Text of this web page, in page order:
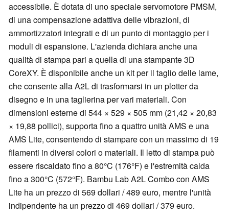
accessibile. È dotata di uno speciale servomotore PMSM,
di una compensazione adattiva delle vibrazioni, di
ammortizzatori integrati e di un punto di montaggio per i
moduli di espansione. L'azienda dichiara anche una
qualità di stampa pari a quella di una stampante 3D
CoreXY. È disponibile anche un kit per il taglio delle lame,
che consente alla A2L di trasformarsi in un plotter da
disegno e in una taglierina per vari materiali. Con
dimensioni esterne di 544 × 529 × 505 mm (21,42 × 20,83
× 19,88 pollici), supporta fino a quattro unità AMS e una
AMS Lite, consentendo di stampare con un massimo di 19
filamenti in diversi colori o materiali. Il letto di stampa può
essere riscaldato fino a 80°C (176°F) e l'estremità calda
fino a 300°C (572°F). Bambu Lab A2L Combo con AMS
Lite ha un prezzo di 569 dollari / 489 euro, mentre l'unità
indipendente ha un prezzo di 469 dollari / 379 euro.